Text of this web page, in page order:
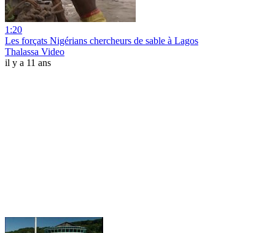
1:20
Les forçats Nigérians chercheurs de sable à Lagos
Thalassa Video
il y a 11 ans